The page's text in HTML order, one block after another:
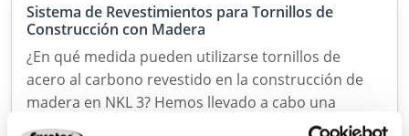
Sistema de Revestimientos para Tornillos de
Construcción con Madera
¿En qué medida pueden utilizarse tornillos de
acero al carbono revestido en la construcción de
madera en NKL 3? Hemos llevado a cabo una
intensa labor de investigación al respecto para